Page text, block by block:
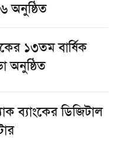
অনুষ্ঠিত
১৩তম বার্ষিক
অনুষ্ঠিত
ব্যাংকের ডিজিটাল